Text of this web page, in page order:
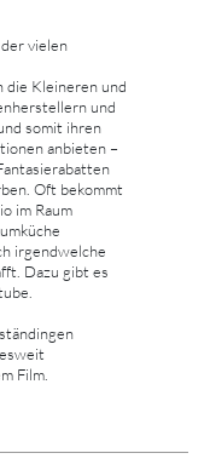
der vielen
die Kleineren und
und
somit ihren
anbieten –
Oft bekommt
im Raum
irgendwelche
Dazu gibt es
Film.